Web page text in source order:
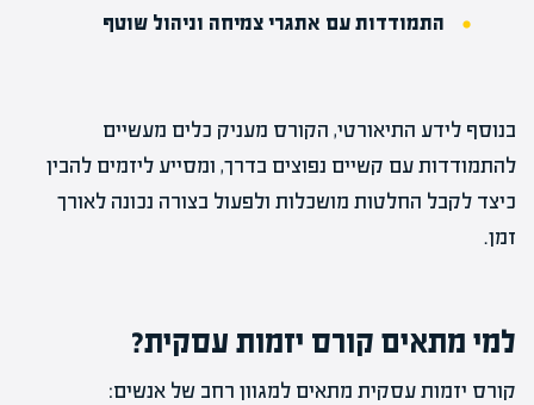
התמודדות עם אתגרי צמיחה וניהול שוטף
בנוסף לידע התיאורטי, הקורס מעניק כלים מעשיים
להתמודדות עם קשיים נפוצים בדרך, ומסייע ליזמים להבין
כיצד לקבל החלטות מושכלות ולפעול בצורה נכונה לאורך
זמן.
למי מתאים קורס יזמות עסקית?
קורס יזמות עסקית מתאים למגוון רחב של אנשים: